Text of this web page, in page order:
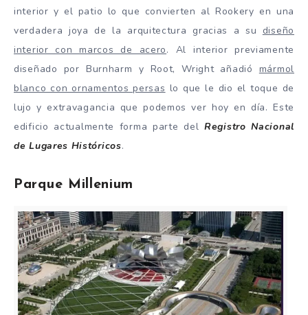
interior y el patio lo que convierten al Rookery en una
verdadera joya de la arquitectura gracias a su diseño
interior con marcos de acero. Al interior previamente
diseñado por Burnharm y Root, Wright añadió mármol
blanco con ornamentos persas lo que le dio el toque de
lujo y extravagancia que podemos ver hoy en día. Este
edificio actualmente forma parte delRegistro Nacional
de Lugares Históricos.
Parque Millenium